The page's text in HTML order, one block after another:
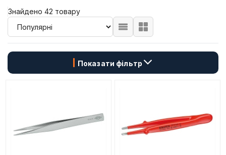
Знайдено 42 товару
Показати фільтр